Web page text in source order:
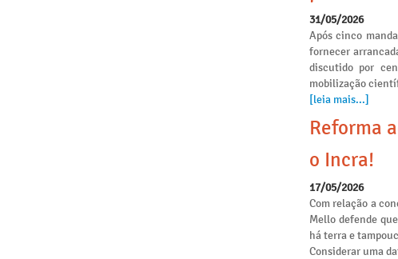
31/05/2026
Após cinco
fornecer
discutido por
mobilização
[leia mais...]
Reforma
o Incra!
17/05/2026
Com relação a
Mello defende
há terra e
Considerar uma